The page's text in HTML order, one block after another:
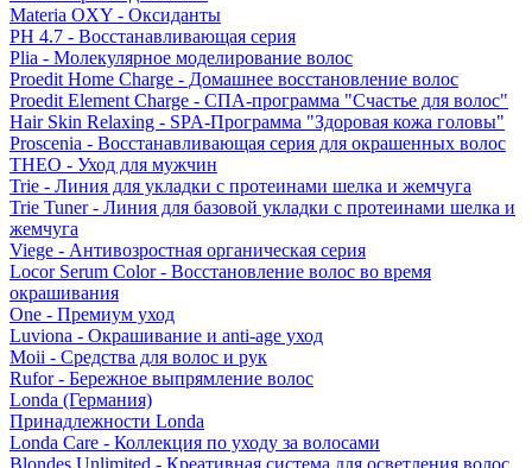
Materia OXY - Оксиданты
PH 4.7 - Восстанавливающая серия
Plia - Молекулярное моделирование волос
Proedit Home Charge - Домашнее восстановление волос
Proedit Element Charge - СПА-программа "Счастье для волос"
Hair Skin Relaxing - SPA-Программа "Здоровая кожа головы"
Proscenia - Восстанавливающая серия для окрашенных волос
THEO - Уход для мужчин
Trie - Линия для укладки с протеинами шелка и жемчуга
Trie Tuner - Линия для базовой укладки с протеинами шелка и
жемчуга
Viege - Антивозростная органическая серия
Locor Serum Color - Восстановление волос во время
окрашивания
One - Премиум уход
Luviona - Окрашивание и anti-age уход
Moii - Средства для волос и рук
Rufor - Бережное выпрямление волос
Londa (Германия)
Принадлежности Londa
Londa Care - Коллекция по уходу за волосами
Blondes Unlimited - Креативная система для осветления волос